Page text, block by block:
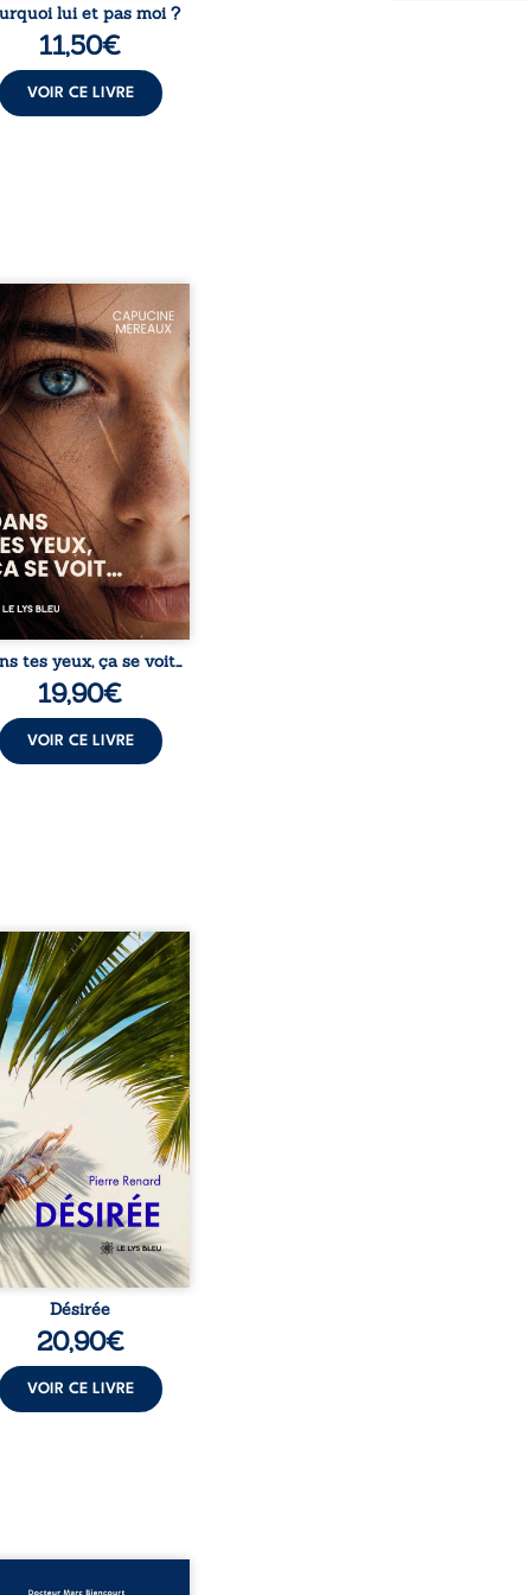
lui et pas moi ?
11,50€
VOIR CE LIVRE
ans, Violette peine à
sa place dans la
Entre timidité,
et peur du
elle avance avec le
d’être différente,
comprendre pleinement
l’habite. Sa rencontre
Louise bouleverse ses
et fait naître en elle
émotions longtemps
Des années plus
alors qu’elle s’apprête à ...
tes yeux, ça se voit…
19,90€
VOIR CE LIVRE
Pierre, jeune retraité,
qu’il est devenu une
femme métissée de
ans. À peine a-t-il
à apprivoiser ce
corps qu’Ange surgit
sa vie et fait vaciller
ses certitudes. Entre
est immédiate,
jusqu’à ce qu’un
familial fasse planer
: et s’ils étaient
demi-frère et ...
Désirée
20,90€
VOIR CE LIVRE
sur ordonnance –